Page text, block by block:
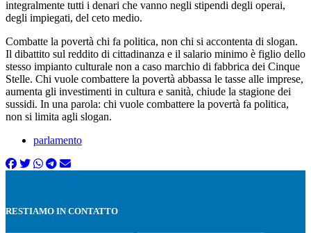
integralmente tutti i denari che vanno negli stipendi degli operai,
degli impiegati, del ceto medio.
Combatte la povertà chi fa politica, non chi si accontenta di slogan.
Il dibattito sul reddito di cittadinanza e il salario minimo è figlio dello
stesso impianto culturale non a caso marchio di fabbrica dei Cinque
Stelle. Chi vuole combattere la povertà abbassa le tasse alle imprese,
aumenta gli investimenti in cultura e sanità, chiude la stagione dei
sussidi. In una parola: chi vuole combattere la povertà fa politica,
non si limita agli slogan.
parlamento
RESTIAMO IN CONTATTO